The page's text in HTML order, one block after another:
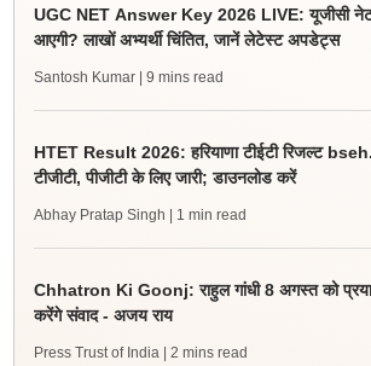
UGC NET Answer Key 2026 LIVE: यूजीसी
आएगी? लाखों अभ्यर्थी चिंतित, जानें लेटेस्ट अपडेट्स
Santosh Kumar | 9 mins read
HTET Result 2026: हरियाणा टीईटी रिजल्ट
टीजीटी, पीजीटी के लिए जारी; डाउनलोड करें
Abhay Pratap Singh | 1 min read
Chhatron Ki Goonj: राहुल गांधी 8 अगस्त को
करेंगे संवाद - अजय राय
Press Trust of India | 2 mins read